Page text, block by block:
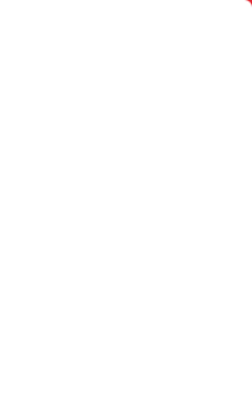
- My Slycma